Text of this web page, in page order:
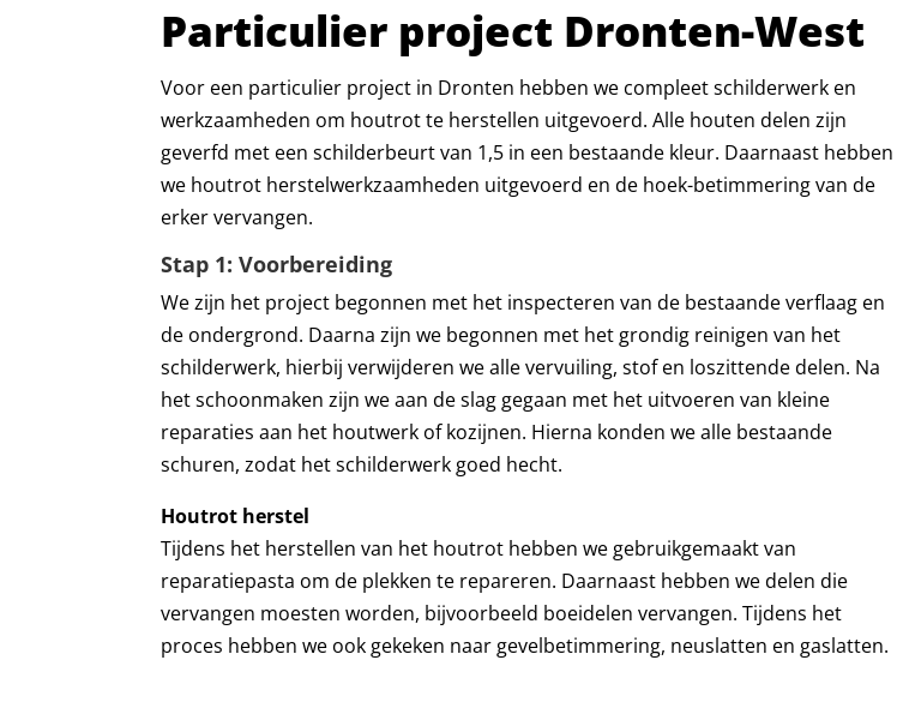
Particulier project Dronten-West
Voor een particulier project in Dronten hebben we compleet schilderwerk en
werkzaamheden om houtrot te herstellen uitgevoerd. Alle houten delen zijn
geverfd met een schilderbeurt van 1,5 in een bestaande kleur. Daarnaast hebben
we houtrot herstelwerkzaamheden uitgevoerd en de hoek-betimmering van de
erker vervangen.
Stap 1: Voorbereiding
We zijn het project begonnen met het inspecteren van de bestaande verflaag en
de ondergrond. Daarna zijn we begonnen met het grondig reinigen van het
schilderwerk, hierbij verwijderen we alle vervuiling, stof en loszittende delen. Na
het schoonmaken zijn we aan de slag gegaan met het uitvoeren van kleine
reparaties aan het houtwerk of kozijnen. Hierna konden we alle bestaande
schuren, zodat het schilderwerk goed hecht.
Houtrot herstel
Tijdens het herstellen van het houtrot hebben we gebruikgemaakt van
reparatiepasta om de plekken te repareren. Daarnaast hebben we delen die
vervangen moesten worden, bijvoorbeeld boeidelen vervangen. Tijdens het
proces hebben we ook gekeken naar gevelbetimmering, neuslatten en gaslatten.